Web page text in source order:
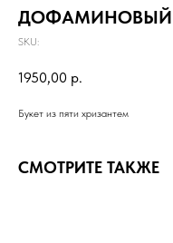
ДОФАМИНОВЫЙ
SKU:
1950,00 р.
Букет из пяти хризантем
СМОТРИТЕ ТАКЖЕ